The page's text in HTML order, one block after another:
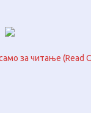
за читање (Read